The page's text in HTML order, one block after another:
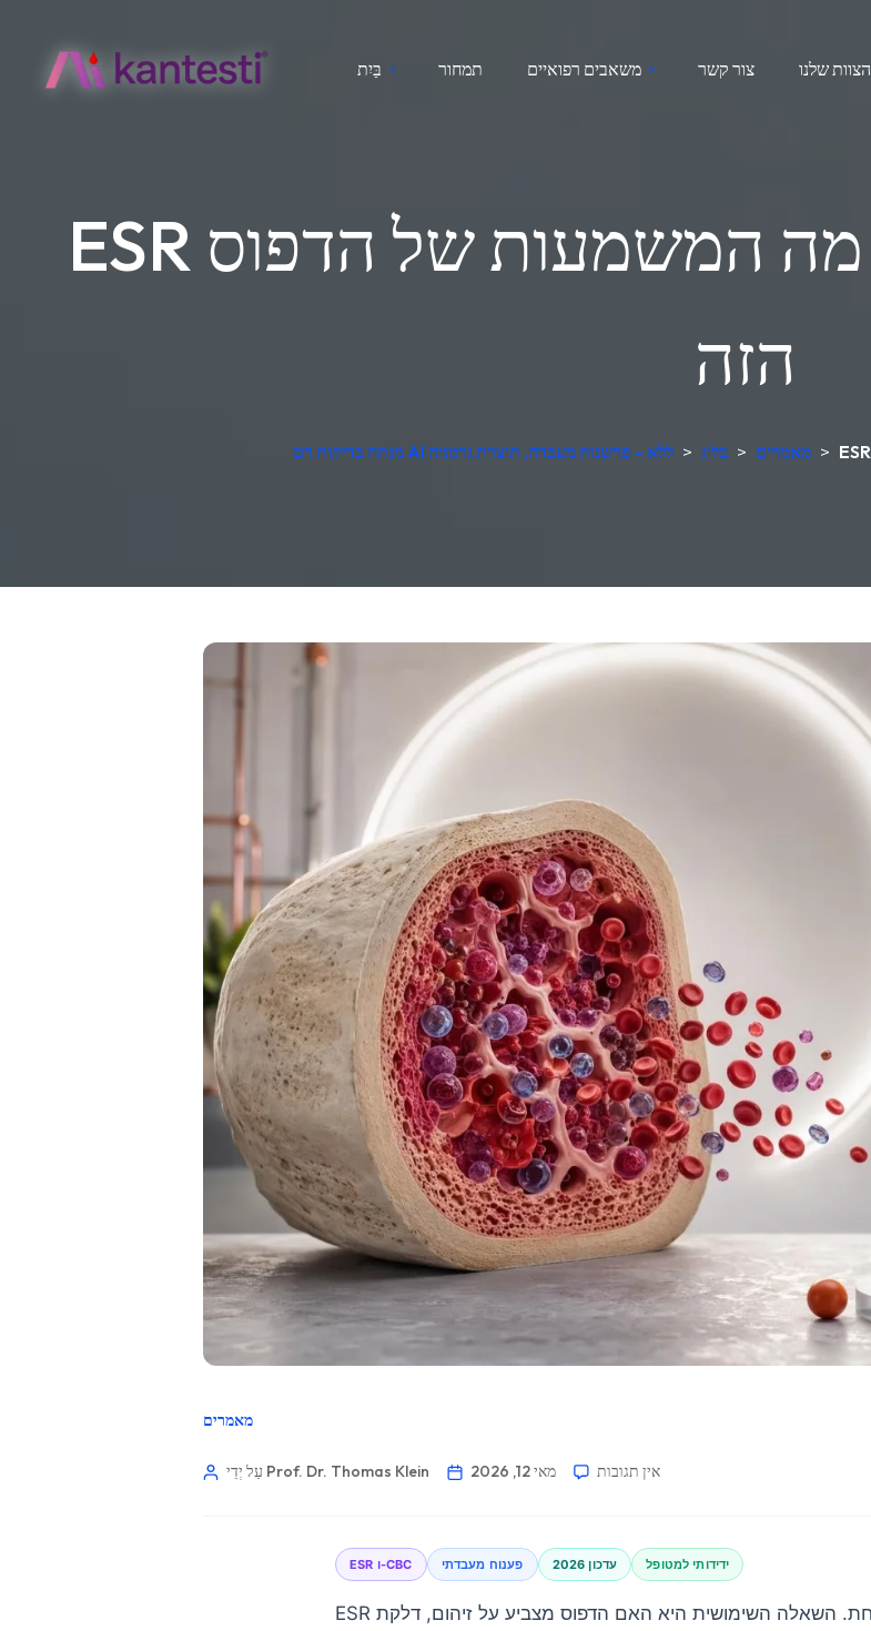
בַּיִת תמחור משאבים רפואיים צור קשר הצוות שלנו
ESR גבוה והמוגלובין נמוך: מה המשמעות של הדפוס
הזה
מנתח בדיקות דם AI ללא - פרשנות מעבדה, תוצרת גרמניה > בלוג > מאמרים >
מאמרים
עַל יְדֵי Prof. Dr. Thomas Klein מאי 12, 2026 אין תגובות
ESR ו-CBC פענוח מעבדתי עדכון 2026 ידידותי למטופל
ESR גבוה עם אנמיה אינו אבחנה אחת. השאלה השימושית היא האם הדפוס מצביע על זיהום, דלקת